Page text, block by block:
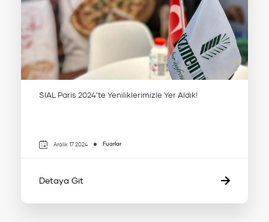
SIAL Paris 2024'te Yeniliklerimizle Yer Aldık!
Aralık 17 2024 Fuarlar
Detaya Git